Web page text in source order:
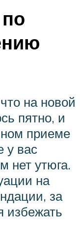
на новой
пятно, и
приеме
у вас
нет утюга.
на
за
избежать